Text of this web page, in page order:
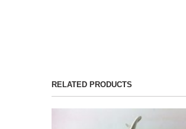
RELATED PRODUCTS